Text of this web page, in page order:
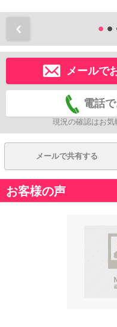
メールで
電話
現況の確認はお気
メールで共有する
お客様の声